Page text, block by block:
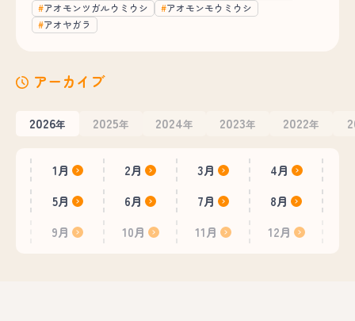
アオモンツガルウミウシ
アオモンモウミウシ
アオヤガラ
アーカイブ
2026年 2025年 2024年 2023年 2022年
1月 2月 3月
4月
5月
6月 7月
8月
9月
10月 11月 12月